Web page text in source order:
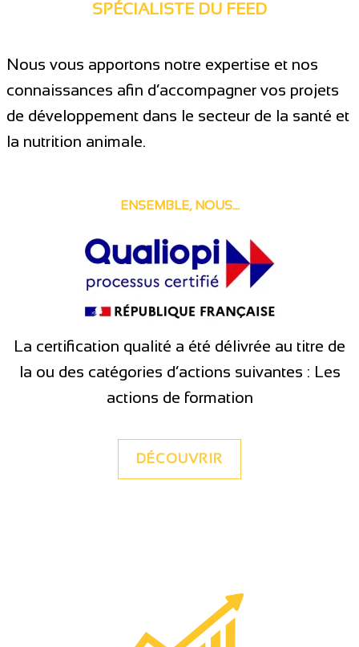
SPÉCIALISTE DU FEED
Nous vous apportons notre expertise et nos
connaissances afin d’accompagner vos projets
de développement dans le secteur de la santé et
la nutrition animale.
ENSEMBLE, NOUS...
La certification qualité a été délivrée au titre de
la ou des catégories d’actions suivantes : Les
actions de formation
DÉCOUVRIR